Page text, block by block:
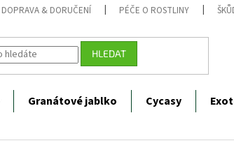
DOPRAVA & DORUČENÍ PÉČE O ROSTLINY
HLEDAT
Granátové jablko Cycasy